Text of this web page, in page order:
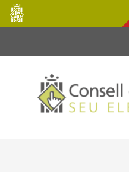
Salta al contingut principal
Consell
de
Mallorca